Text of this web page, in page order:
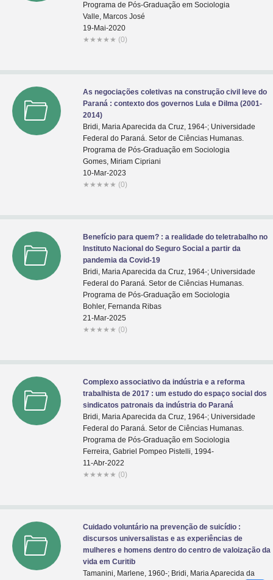
Programa de Pós-Graduação em Sociologia
Valle, Marcos José
19-Mai-2020
★ ★ ★ ★ ★ (0)
As negociações coletivas na construção civil leve do
Paraná : contexto dos governos Lula e Dilma (2001-
2014)
Bridi, Maria Aparecida da Cruz, 1964-; Universidade
Federal do Paraná. Setor de Ciências Humanas.
Programa de Pós-Graduação em Sociologia
Gomes, Miriam Cipriani
10-Mar-2023
★ ★ ★ ★ ★ (0)
Benefício para quem? : a realidade do teletrabalho no
Instituto Nacional do Seguro Social a partir da
pandemia da Covid-19
Bridi, Maria Aparecida da Cruz, 1964-; Universidade
Federal do Paraná. Setor de Ciências Humanas.
Programa de Pós-Graduação em Sociologia
Bohler, Fernanda Ribas
21-Mar-2025
★ ★ ★ ★ ★ (0)
Complexo associativo da indústria e a reforma
trabalhista de 2017 : um estudo do espaço social dos
sindicatos patronais da indústria do Paraná
Bridi, Maria Aparecida da Cruz, 1964-; Universidade
Federal do Paraná. Setor de Ciências Humanas.
Programa de Pós-Graduação em Sociologia
Ferreira, Gabriel Pompeo Pistelli, 1994-
11-Abr-2022
★ ★ ★ ★ ★ (0)
Cuidado voluntário na prevenção de suicídio :
discursos universalistas e as experiências de
mulheres e homens dentro do centro de valoização da
vida em Curitib
Tamanini, Marlene, 1960-; Bridi, Maria Aparecida da